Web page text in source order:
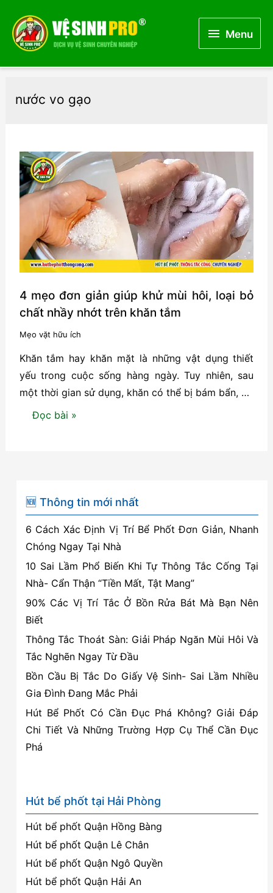
MenuMenu
nước vo gạo
4 mẹo đơn giản giúp khử mùi hôi, loại bỏ
chất nhầy nhớt trên khăn tắm
Mẹo vặt hữu ích
Khăn tắm hay khăn mặt là những vật dụng thiết
yếu trong cuộc sống hàng ngày. Tuy nhiên, sau
một thời gian sử dụng, khăn có thể bị bám bẩn, …
4
khử
mùi
hôi,
loại
bỏ
chất
nhầy
nhớt
trên
khăn
tắm
Đọc bài »
🆕 Thông tin mới nhất
6 Cách Xác Định Vị Trí Bể Phốt Đơn Giản, Nhanh
Chóng Ngay Tại Nhà
10 Sai Lầm Phổ Biến Khi Tự Thông Tắc Cống Tại
Nhà- Cẩn Thận “Tiền Mất, Tật Mang”
90% Các Vị Trí Tắc Ở Bồn Rửa Bát Mà Bạn Nên
Biết
Thông Tắc Thoát Sàn: Giải Pháp Ngăn Mùi Hôi Và
Tắc Nghẽn Ngay Từ Đầu
Bồn Cầu Bị Tắc Do Giấy Vệ Sinh- Sai Lầm Nhiều
Gia Đình Đang Mắc Phải
Hút Bể Phốt Có Cần Đục Phá Không? Giải Đáp
Chi Tiết Và Những Trường Hợp Cụ Thể Cần Đục
Phá
Hút bể phốt tại Hải Phòng
Hút bể phốt Quận Hồng Bàng
Hút bể phốt Quận Lê Chân
Hút bể phốt Quận Ngô Quyền
Hút bể phốt Quận Hải An